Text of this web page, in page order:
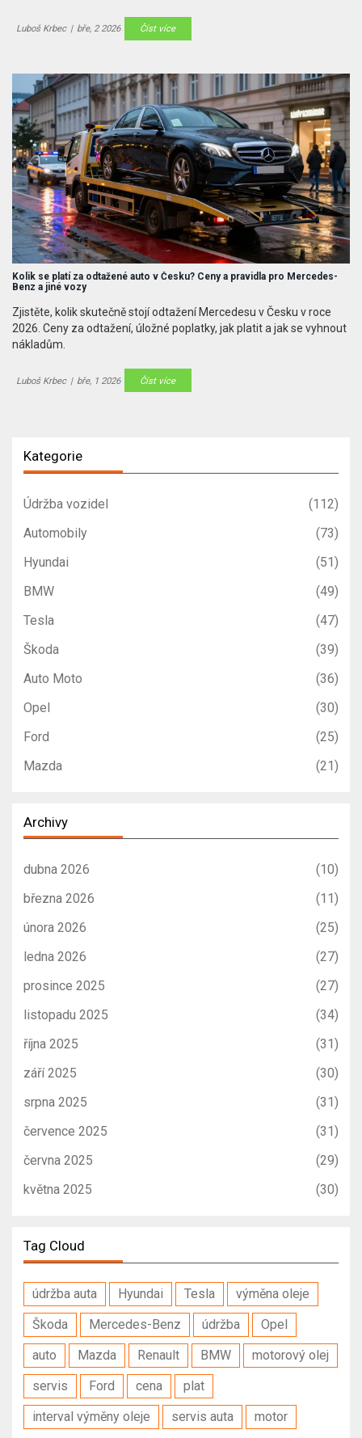
Luboš Krbec | bře, 2 2026 Číst více
Kolik se platí za odtažené auto v Česku? Ceny a pravidla pro Mercedes-
Benz a jiné vozy
Zjistěte, kolik skutečně stojí odtažení Mercedesu v Česku v roce
2026. Ceny za odtažení, úložné poplatky, jak platit a jak se vyhnout
nákladům.
Luboš Krbec | bře, 1 2026 Číst více
Kategorie
Údržba vozidel
(112)
Automobily
(73)
Hyundai
(51)
BMW
(49)
Tesla
(47)
Škoda
(39)
Auto Moto
(36)
Opel
(30)
Ford
(25)
Mazda
(21)
Archivy
dubna 2026
(10)
března 2026
(11)
února 2026
(25)
ledna 2026
(27)
prosince 2025
(27)
listopadu 2025
(34)
října 2025
(31)
září 2025
(30)
srpna 2025
(31)
července 2025
(31)
června 2025
(29)
května 2025
(30)
Tag Cloud
údržba auta Hyundai Tesla
výměna oleje
Škoda
Mercedes-Benz údržba
Opel
auto
Mazda Renault BMW
motorový olej
servis
Ford cena
plat
interval výměny oleje
servis auta motor